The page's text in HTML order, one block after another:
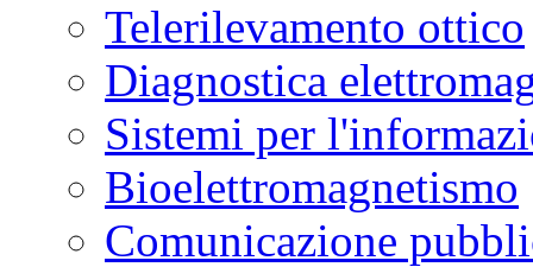
Telerilevamento ottico
Diagnostica
Sistemi per
Bioelettromagnetismo
Comunicazione